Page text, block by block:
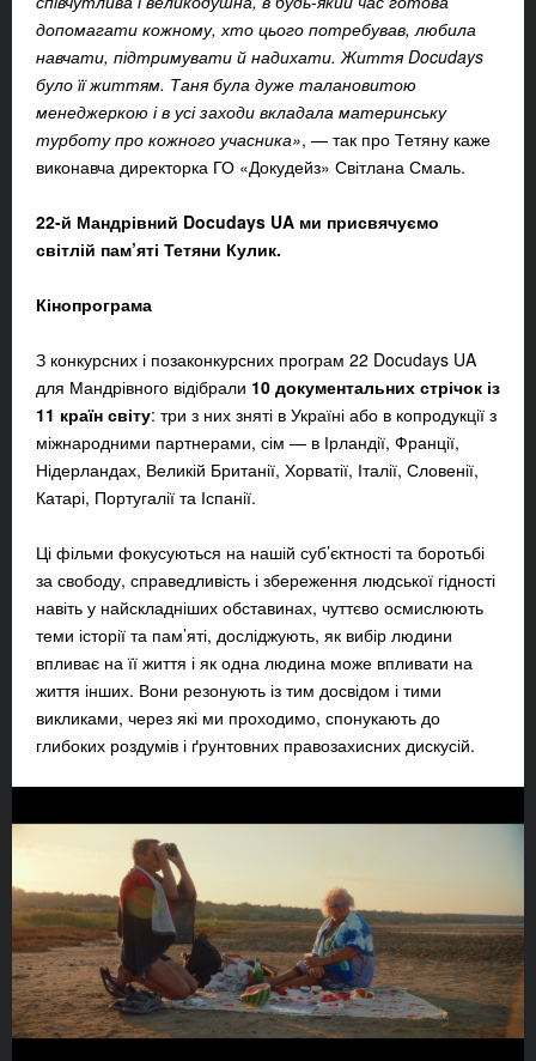
допомагати кожному, хто цього потребував, любила
навчати, підтримувати й надихати. Життя Docudays
було її життям. Таня була дуже талановитою
менеджеркою і в усі заходи вкладала материнську
турботу про кожного учасника», — так про Тетяну каже
виконавча директорка ГО «Докудейз» Світлана Смаль.
22-й Мандрівний Docudays UA ми присвячуємо
світлій пам’яті Тетяни Кулик.
Кінопрограма
З конкурсних і позаконкурсних програм 22 Docudays UA
для Мандрівного відібрали 10 документальних стрічок із
11 країн світу: три з них зняті в Україні або в копродукції з
міжнародними партнерами, сім — в Ірландії, Франції,
Нідерландах, Великій Британії, Хорватії, Італії, Словенії,
Катарі, Португалії та Іспанії.
Ці фільми фокусуються на нашій суб’єктності та боротьбі
за свободу, справедливість і збереження людської гідності
навіть у найскладніших обставинах, чуттєво осмислюють
теми історії та пам’яті, досліджують, як вибір людини
впливає на її життя і як одна людина може впливати на
життя інших. Вони резонують із тим досвідом і тими
викликами, через які ми проходимо, спонукають до
глибоких роздумів і ґрунтовних правозахисних дискусій.